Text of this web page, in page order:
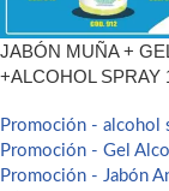
JABÓN MUÑA +
+ALCOHOL SPRAY
Promoción - alcohol
Promoción - Gel
Promoción - Jabón